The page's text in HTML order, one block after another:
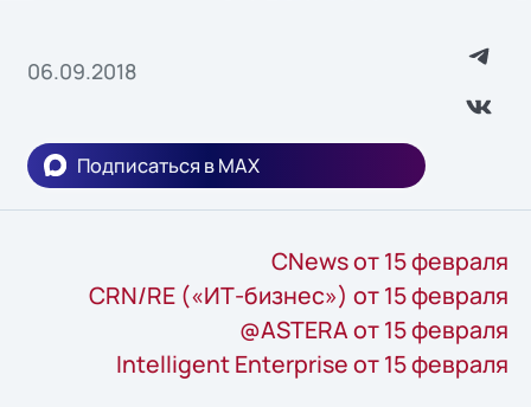
06.09.2018
Подписаться в MAX
CNews от 15 февраля
CRN/RE («ИТ-бизнес») от 15 февраля
@ASTERA от 15 февраля
Intelligent Enterprise от 15 февраля